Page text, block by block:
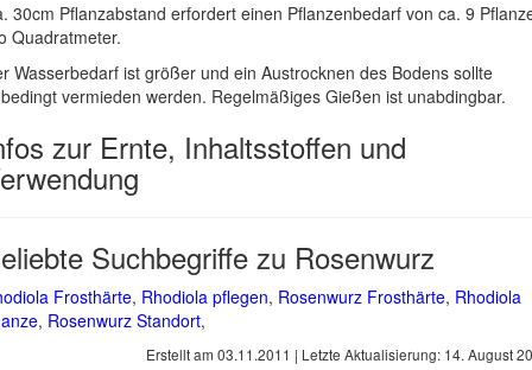
30cm Pflanzabstand erfordert einen Pflanzenbedarf von ca. 9
Quadratmeter.
Wasserbedarf ist größer und ein Austrocknen des Bodens sollte
vermieden werden. Regelmäßiges Gießen ist unabdingbar.
zur Ernte, Inhaltsstoffen und
Suchbegriffe zu Rosenwurz
Frosthärte, Rhodiola pflegen, Rosenwurz Frosthärte, Rhodiola
, Rosenwurz Standort,
Erstellt am 03.11.2011 | Letzte Aktualisierung: 14. August